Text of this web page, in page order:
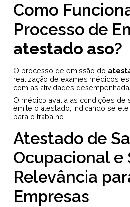
Como
Processo de
atestado aso?
O processo de emissão do
realização de exames médicos
com as atividades
O médico avalia as condições de
emite o atestado, indicando se
para o trabalho.
Atestado de
Ocupacional e
Relevância
Empresas